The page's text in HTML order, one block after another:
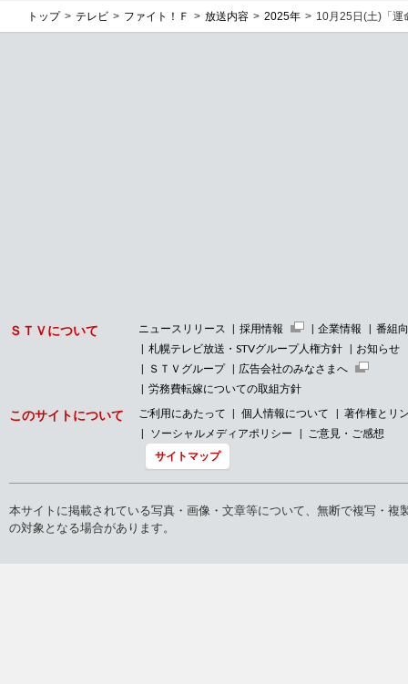
トップ テレビ ファイト！Ｆ 放送内容 2025年 10月25日(土)「運
ＳＴＶについて ニュースリリース 採用情報 企業情報
番組
札幌テレビ放送・STVグループ人権方針
お知らせ
ＳＴＶグループ
広告会社のみなさまへ
労務費転嫁についての取組方針
このサイトについて ご利用にあたって 個人情報について
著作権とリ
ソーシャルメディアポリシー
ご意見・ご感想
サイトマップ
本サイトに掲載されている写真・画像・文章等について、無断で複写・
の対象となる場合があります。